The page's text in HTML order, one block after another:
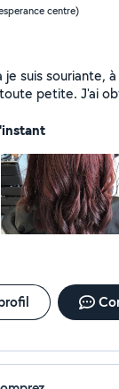
centre)
je suis souriante,
petite. J'ai